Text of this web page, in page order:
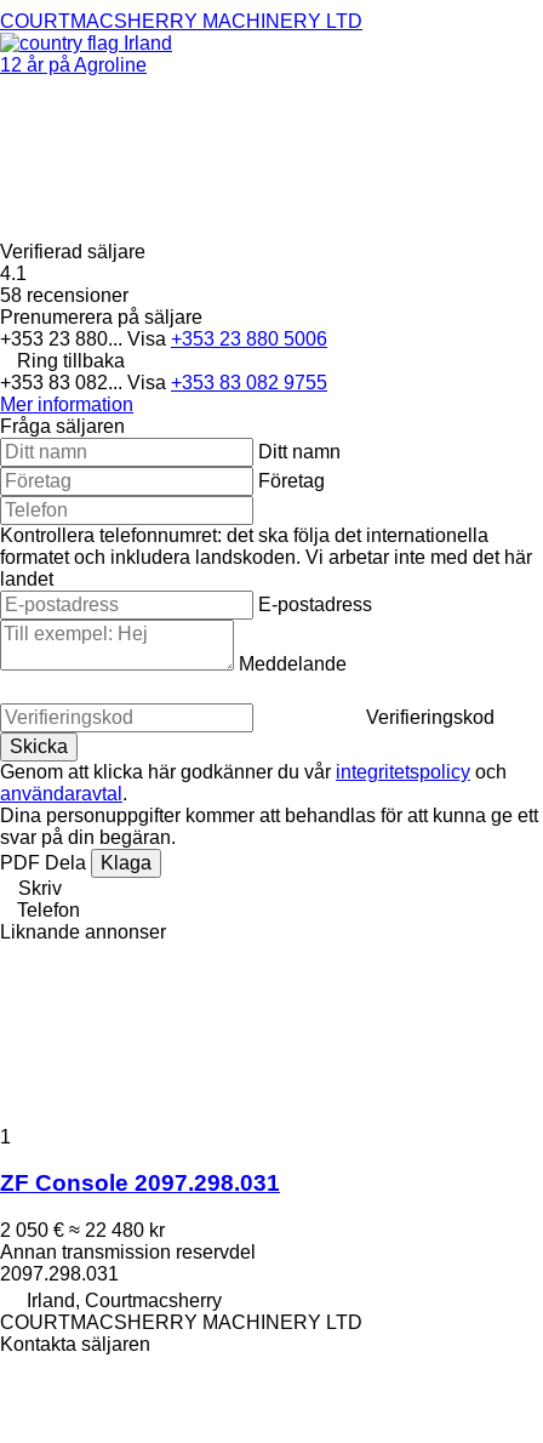
COURTMACSHERRY MACHINERY LTD
Irland
12 år på Agroline
Verifierad säljare
4.1
58 recensioner
Prenumerera på säljare
+353 23 880... Visa +353 23 880 5006
Ring tillbaka
+353 83 082... Visa +353 83 082 9755
Mer information
Fråga säljaren
Ditt namn
Företag
Kontrollera telefonnumret: det ska följa det internationella
formatet och inkludera landskoden. Vi arbetar inte med det här
landet
E-postadress
Meddelande
Verifieringskod
Genom att klicka här godkänner du vår integritetspolicy och
användaravtal .
Dina personuppgifter kommer att behandlas för att kunna ge ett
svar på din begäran.
PDF Dela
Klaga
Skriv
Telefon
Liknande annonser
1
ZF Console 2097.298.031
2 050 € ≈ 22 480 kr
Annan transmission reservdel
2097.298.031
Irland, Courtmacsherry
COURTMACSHERRY MACHINERY LTD
Kontakta säljaren